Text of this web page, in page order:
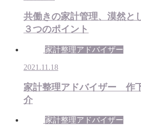
共働きの家計管理、漠然と
３つのポイント
家計整理アドバイザー
2021.11.18
家計整理アドバイザー 作
介
家計整理アドバイザー